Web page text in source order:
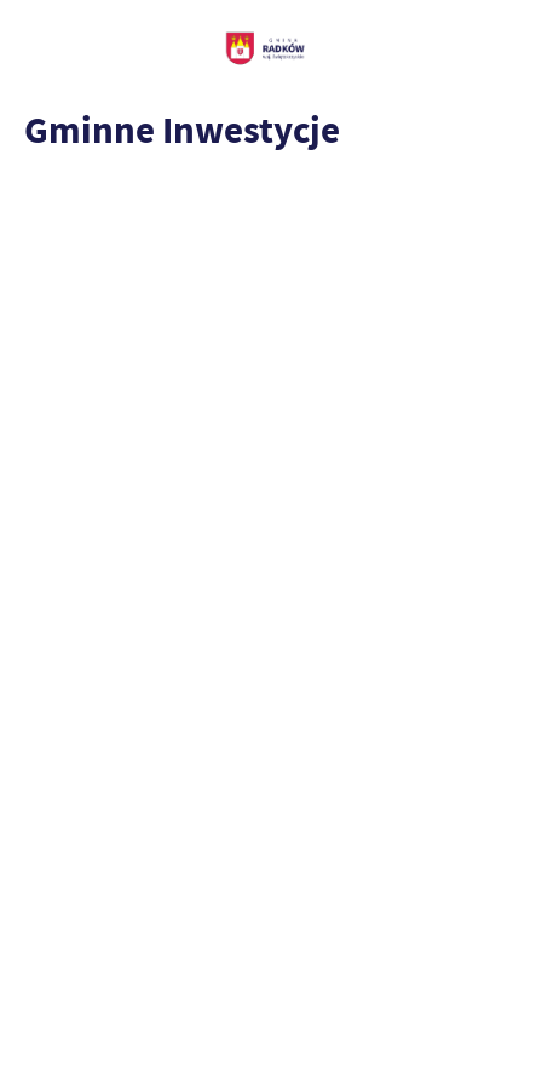
Gminne Inwestycje